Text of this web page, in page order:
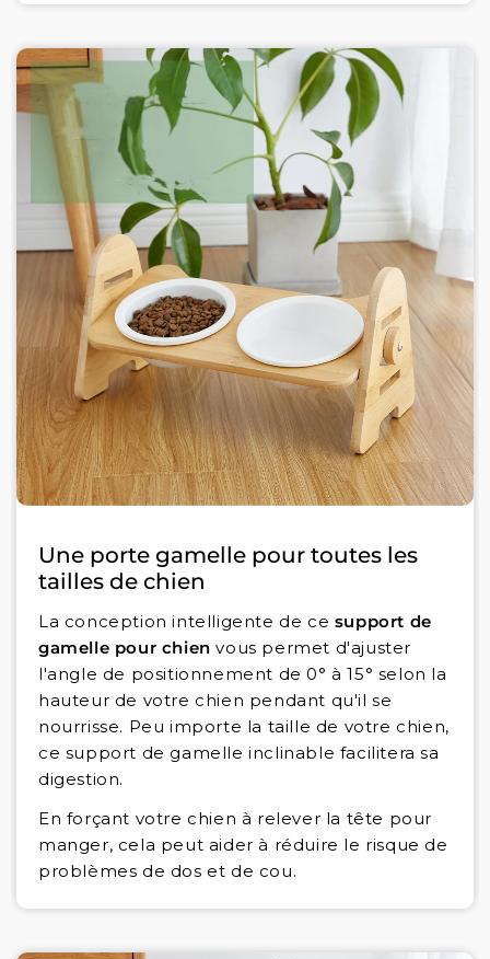
Une porte gamelle pour toutes les
tailles de chien
La conception intelligente de ce support de
gamelle pour chien vous permet d'ajuster
l'angle de positionnement de 0° à 15° selon la
hauteur de votre chien pendant qu'il se
nourrisse. Peu importe la taille de votre chien,
ce support de gamelle inclinable facilitera sa
digestion.
En forçant votre chien à relever la tête pour
manger, cela peut aider à réduire le risque de
problèmes de dos et de cou.